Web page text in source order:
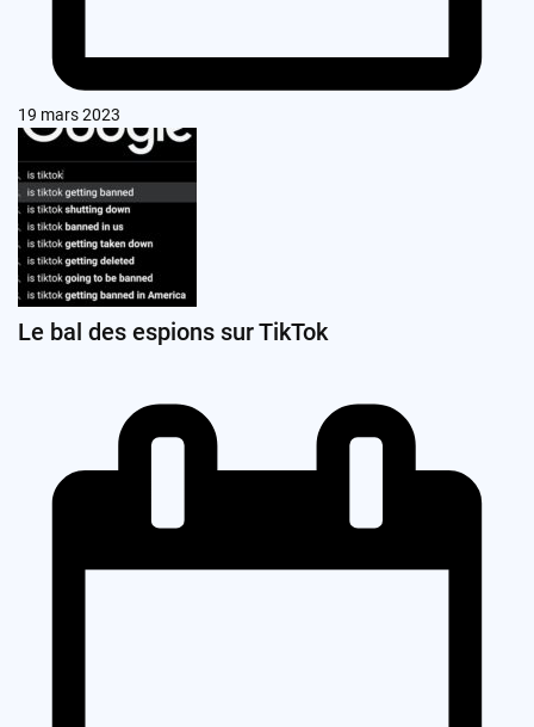
19 mars 2023
Le bal des espions sur TikTok